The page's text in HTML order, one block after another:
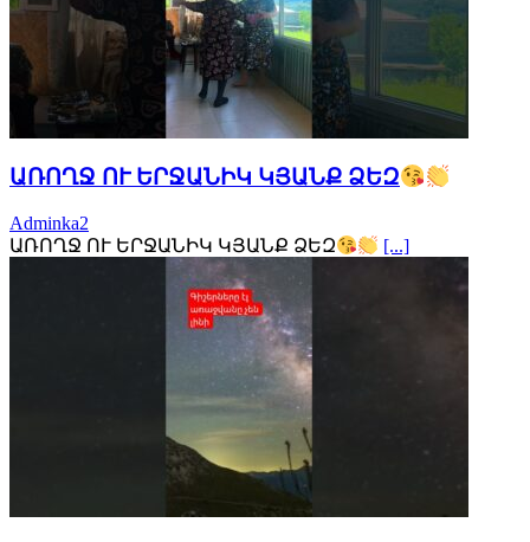
ԱՌՈՂՋ ՈՒ ԵՐՋԱՆԻԿ ԿՅԱՆՔ ՁԵԶ
Adminka2
ԱՌՈՂՋ ՈՒ ԵՐՋԱՆԻԿ ԿՅԱՆՔ ՁԵԶ
[...]